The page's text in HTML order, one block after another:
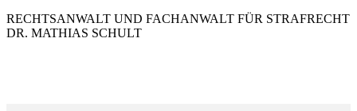
RECHTSANWALT UND FACHANWALT FÜR STRAFRECHT
DR. MATHIAS SCHULT